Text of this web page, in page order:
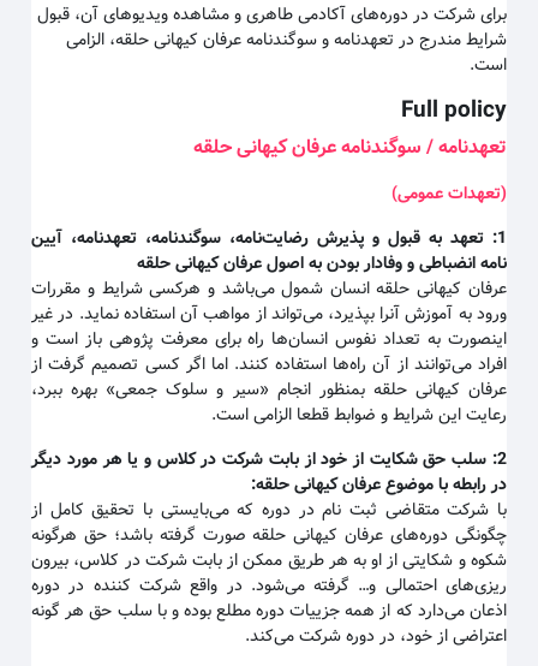
برای شرکت در دوره‌های آکادمی طاهری و مشاهده ویدیوهای آن، قبول
شرایط مندرج در تعهدنامه و سوگندنامه عرفان کیهانی حلقه، الزامی
است.
Full policy
تعهدنامه / سوگندنامه عرفان کیهانی حلقه
(تعهدات عمومی)
تعهد به قبول و پذیرش رضایت‌نامه، سوگندنامه، تعهدنامه، آیین
نامه انضباطی و وفادار بودن به اصول عرفان کیهانی حلقه
عرفان کیهانی حلقه انسان شمول می‌باشد و هرکسی شرایط و مقررات
ورود به آموزش آنرا بپذیرد، می‌تواند از مواهب آن استفاده نماید. در غیر
اینصورت به تعداد نفوس انسان‌ها راه برای معرفت پژوهی باز است و
افراد می‌توانند از آن راه‌ها استفاده کنند. اما اگر کسی تصمیم گرفت از
عرفان کیهانی حلقه بمنظور انجام «سیر و سلوک جمعی» بهره ببرد،
رعایت این شرایط و ضوابط قطعا الزامی است.
سلب حق شکایت از خود از بابت شرکت در کلاس و یا هر مورد دیگر
در رابطه با موضوع عرفان کیهانی حلقه:
با شرکت متقاضی ثبت نام در دوره که می‌بایستی با تحقیق کامل از
چگونگی دوره‌های عرفان کیهانی حلقه صورت گرفته باشد؛ حق هرگونه
شکوه و شکایتی از او به هر طریق ممکن از بابت شرکت در کلاس، بیرون
ریزی‌های احتمالی و… گرفته می‌شود. در واقع شرکت کننده در دوره
اذعان می‌دارد که از همه جزییات دوره مطلع بوده و با سلب حق هر گونه
اعتراضی از خود، در دوره شرکت می‌کند.